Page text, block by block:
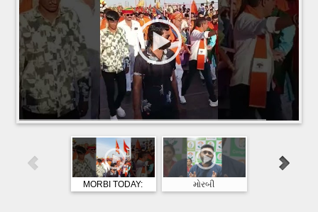
MORBI TODAY:
મોરબીમાં રામનવમી
મોરબી
મહાનગરપાલિકાની